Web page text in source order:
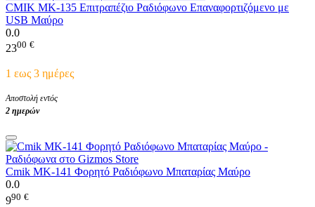
CMIK MK-135 Επιτραπέζιο Ραδιόφωνο Επαναφορτιζόμενο με
USB Μαύρο
0.0
2300 €
1 εως 3 ημέρες
Αποστολή εντός
2 ημερών
Cmik MK-141 Φορητό Ραδιόφωνο Μπαταρίας Μαύρο
0.0
990 €